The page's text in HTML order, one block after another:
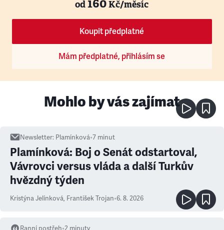
od160Kč/měsíc
Koupit předplatné
Mám předplatné, přihlásím se
Mohlo by vás zajímat
Newsletter: Plamínková•7 minut
Plamínková: Boj o Senát odstartoval,
Vávrovci versus vláda a další Turkův
hvězdný týden
Kristýna Jelínková, František Trojan•6. 8. 2026